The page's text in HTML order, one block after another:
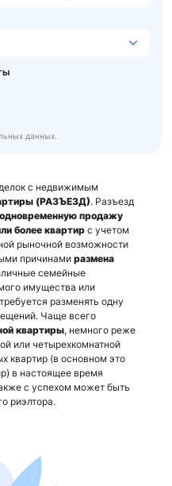
данных.
с недвижимым
(РАЗЪЕЗД). Разъезд
одновременную продажу
более квартир с учетом
рыночной возможности
причинами размена
семейные
имущества или
разменять одну
Чаще всего
квартиры, немного реже
или четырехкомнатной
квартир (в основном это
в настоящее время
с успехом может быть
риэлтора.